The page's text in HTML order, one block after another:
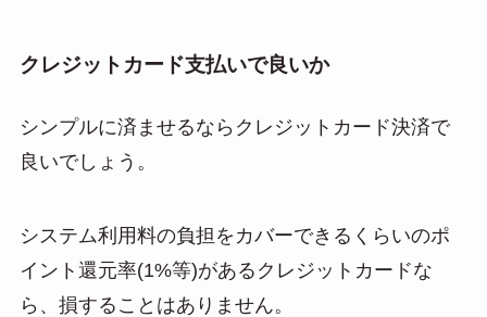
クレジットカード支払いで良いか
シンプルに済ませるならクレジットカード決済で
良いでしょう。
システム利用料の負担をカバーできるくらいのポ
イント還元率(1%等)があるクレジットカードな
ら、損することはありません。